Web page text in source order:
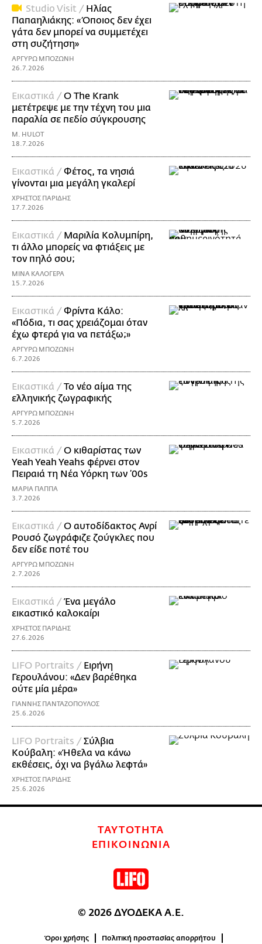
Studio Visit / Ηλίας
Παπαηλιάκης: «Όποιος δεν έχει
γάτα δεν μπορεί να συμμετέχει
στη συζήτηση»
ΑΡΓΥΡΩ ΜΠΟΖΩΝΗ
26.7.2026
Εικαστικά /Ο The Krank
μετέτρεψε με την τέχνη του μια
παραλία σε πεδίο σύγκρουσης
M. HULOT
18.7.2026
Εικαστικά /Φέτος, τα νησιά
γίνονται μια μεγάλη γκαλερί
ΧΡΗΣΤΟΣ ΠΑΡΙΔΗΣ
17.7.2026
Εικαστικά / Μαριλία Κολυμπίρη,
τι άλλο μπορείς να φτιάξεις με
τον πηλό σου;
ΜΙΝΑ ΚΑΛΟΓΕΡΑ
15.7.2026
Εικαστικά /Φρίντα Κάλο:
«Πόδια, τι σας χρειάζομαι όταν
έχω φτερά για να πετάξω;»
ΑΡΓΥΡΩ ΜΠΟΖΩΝΗ
6.7.2026
Εικαστικά /Το νέο αίμα της
ελληνικής ζωγραφικής
ΑΡΓΥΡΩ ΜΠΟΖΩΝΗ
5.7.2026
Εικαστικά /Ο κιθαρίστας των
Yeah Yeah Yeahs φέρνει στον
Πειραιά τη Νέα Υόρκη των ’00s
ΜΑΡΙΑ ΠΑΠΠΑ
3.7.2026
Εικαστικά /Ο αυτοδίδακτος Ανρί
Ρουσό ζωγράφιζε ζούγκλες που
δεν είδε ποτέ του
ΑΡΓΥΡΩ ΜΠΟΖΩΝΗ
2.7.2026
Εικαστικά /Ένα μεγάλο
εικαστικό καλοκαίρι
ΧΡΗΣΤΟΣ ΠΑΡΙΔΗΣ
27.6.2026
LIFO Portraits / Ειρήνη
Γερουλάνου: «Δεν βαρέθηκα
ούτε μία μέρα»
ΓΙΑΝΝΗΣ ΠΑΝΤΑΖΟΠΟΥΛΟΣ
25.6.2026
LIFO Portraits /Σύλβια
Κούβαλη: «Ήθελα να κάνω
εκθέσεις, όχι να βγάλω λεφτά»
ΧΡΗΣΤΟΣ ΠΑΡΙΔΗΣ
25.6.2026
ΤΑΥΤΟΤΗΤΑ
ΕΠΙΚΟΙΝΩΝΙΑ
© 2026 ΔΥΟΔΕΚΑ Α.Ε.
Όροι χρήσης Πολιτική προστασίας απορρήτου